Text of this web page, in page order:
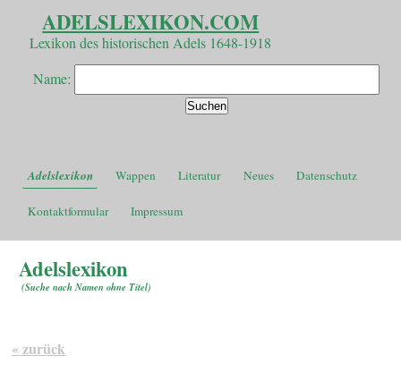
ADELSLEXIKON.COM
Lexikon des historischen Adels 1648-1918
Name:
Adelslexikon Wappen Literatur Neues Datenschutz
Kontaktformular Impressum
Adelslexikon
(Suche nach Namen ohne Titel)
« zurück